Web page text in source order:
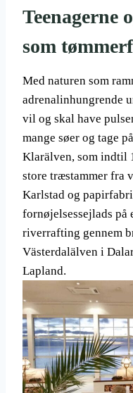
Teenagerne
som
Med naturen som
adrenalinhungrende
vil og skal have
mange søer og tage
Klarälven, som indtil
store træstammer fra
Karlstad og
fornøjelsessejlads på
riverrafting gennem
Västerdalälven i
Lapland.